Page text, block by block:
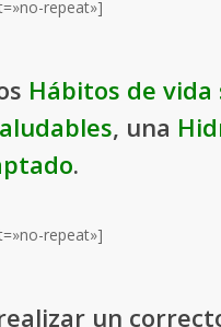
repeat»]
Hábitos de vida
, una
.
repeat»]
un